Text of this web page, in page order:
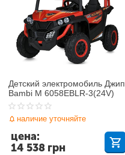
Детский электромобиль Джип
Bambi M 6058EBLR-3(24V)
наличие уточняйте
14 538 грн
цена: